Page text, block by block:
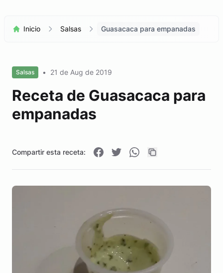
Inicio Salsas Guasacaca para empanadas
Salsas • 21 de Aug de 2019
Receta de Guasacaca para
empanadas
Compartir esta receta: